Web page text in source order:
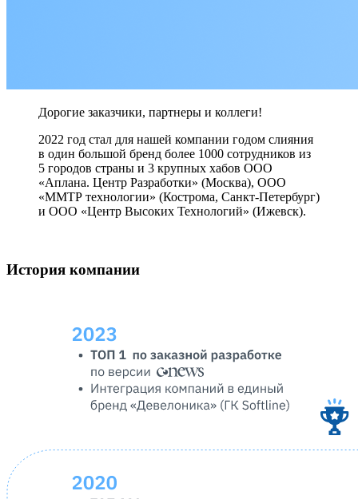
Дорогие заказчики, партнеры и коллеги!
2022 год стал для нашей компании годом слияния
в один большой бренд более 1000 сотрудников из
5 городов страны и 3 крупных хабов ООО
«Аплана. Центр Разработки» (Москва), ООО
«ММТР технологии» (Кострома, Санкт-Петербург)
и ООО «Центр Высоких Технологий» (Ижевск).
История компании